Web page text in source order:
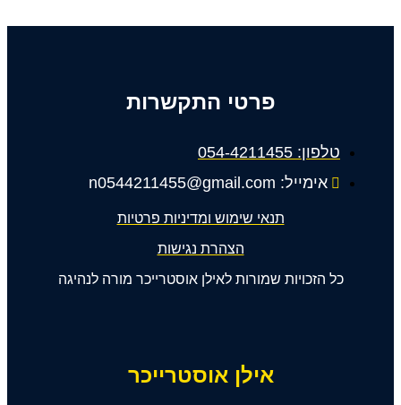
פרטי התקשרות
טלפון: 054-4211455
אימייל: n0544211455@gmail.com
תנאי שימוש ומדיניות פרטיות
הצהרת נגישות
כל הזכויות שמורות לאילן אוסטרייכר מורה לנהיגה
אילן אוסטרייכר